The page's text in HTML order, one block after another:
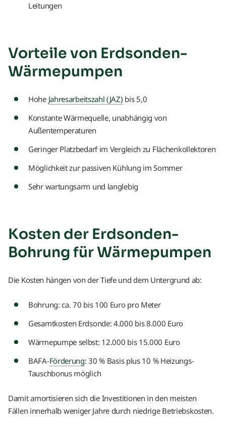
Leitungen
Vorteile von Erdsonden-
Wärmepumpen
Hohe Jahresarbeitszahl (JAZ) bis 5,0
Konstante Wärmequelle, unabhängig von
Außentemperaturen
Geringer Platzbedarf im Vergleich zu Flächenkollektoren
Möglichkeit zur passiven Kühlung im Sommer
Sehr wartungsarm und langlebig
Kosten der Erdsonden-
Bohrung für Wärmepumpen
Die Kosten hängen von der Tiefe und dem Untergrund ab:
Bohrung: ca. 70 bis 100 Euro pro Meter
Gesamtkosten Erdsonde: 4.000 bis 8.000 Euro
Wärmepumpe selbst: 12.000 bis 15.000 Euro
BAFA-Förderung: 30 % Basis plus 10 % Heizungs-
Tauschbonus möglich
Damit amortisieren sich die Investitionen in den meisten
Fällen innerhalb weniger Jahre durch niedrige Betriebskosten.